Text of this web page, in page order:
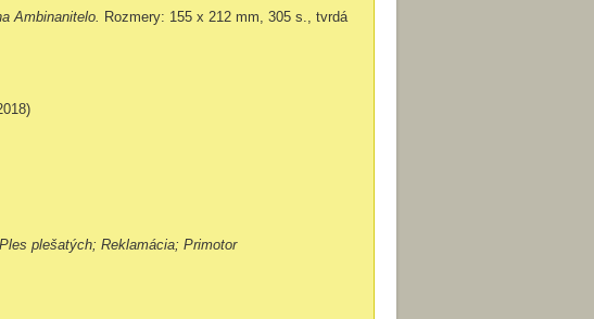
Ambinanitelo. Rozmery: 155 x 212 mm, 305 s., tvrdá
plešatých; Reklamácia; Primotor